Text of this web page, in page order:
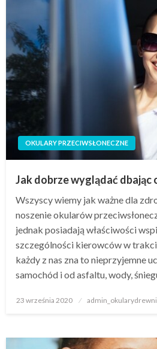
OKULARY PRZECIWSŁONECZNE
Jak dobrze wyglądać dbając
Wszyscy wiemy jak ważne dla
noszenie okularów
jednak posiadają właściwości
szczególności kierowców w
każdy z nas zna to nieprzyjemne
samochód i od asfaltu, wody,
Napisano
23 września 2020